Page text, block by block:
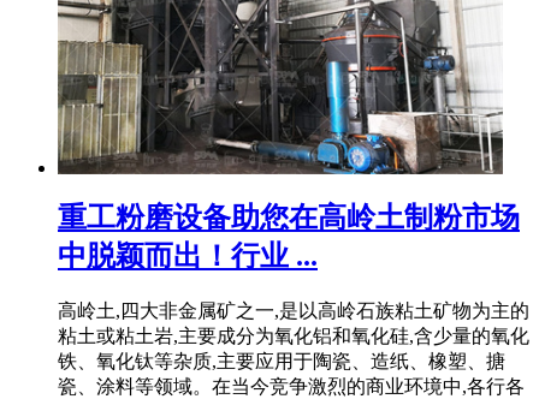
重工粉磨设备助您在高岭土制粉市场
中脱颖而出！行业 ...
高岭土,四大非金属矿之一,是以高岭石族粘土矿物为主的
粘土或粘土岩,主要成分为氧化铝和氧化硅,含少量的氧化
铁、氧化钛等杂质,主要应用于陶瓷、造纸、橡塑、搪
瓷、涂料等领域。在当今竞争激烈的商业环境中,各行各